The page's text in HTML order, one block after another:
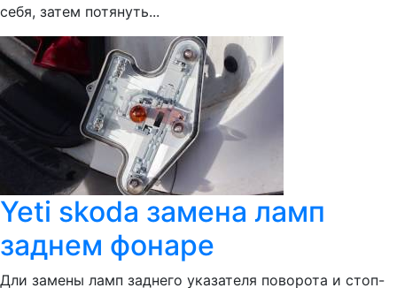
себя, затем потянуть...
Yeti skoda замена ламп
заднем фонаре
Дли замены ламп заднего указателя поворота и стоп-